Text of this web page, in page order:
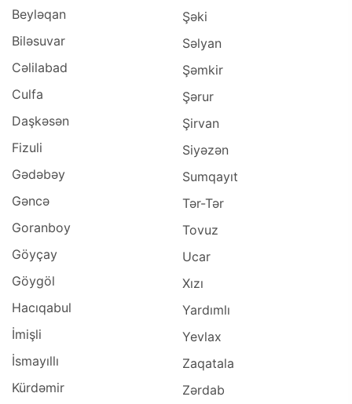
Beyləqan
Biləsuvar
Cəlilabad
Culfa
Daşkəsən
Fizuli
Gədəbəy
Gəncə
Goranboy
Göyçay
Göygöl
Hacıqabul
İmişli
İsmayıllı
Kürdəmir
Şəki
Səlyan
Şəmkir
Şərur
Şirvan
Siyəzən
Sumqayıt
Tər-Tər
Tovuz
Ucar
Xızı
Yardımlı
Yevlax
Zaqatala
Zərdab